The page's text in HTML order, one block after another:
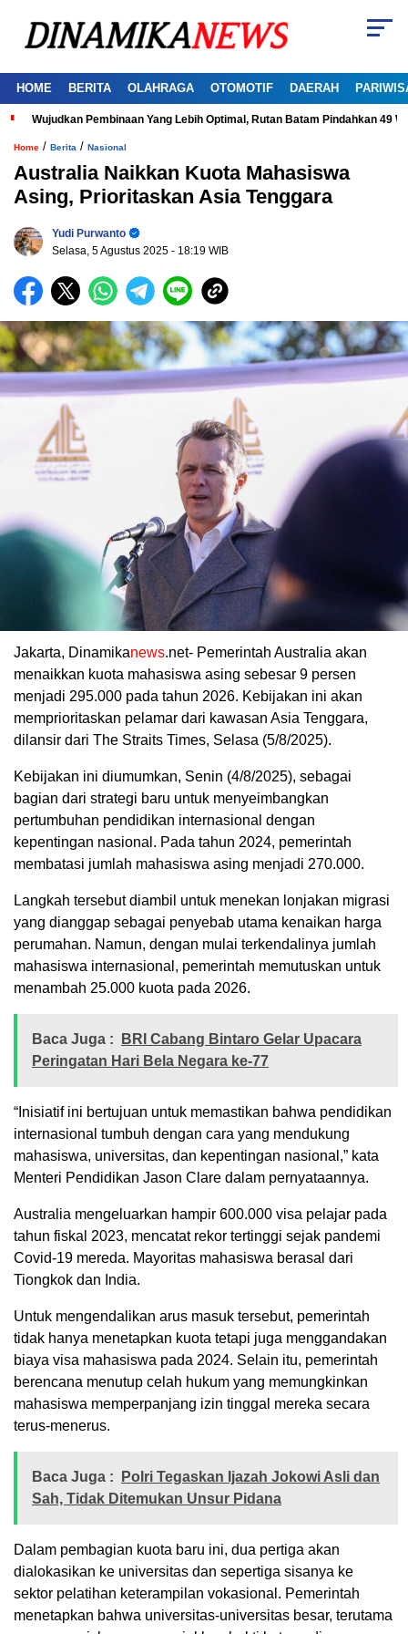
HOME BERITA OLAHRAGA OTOMOTIF DAERAH
Wujudkan Pembinaan Yang Lebih Optimal, Rutan Batam Pindahkan 49
Home / Berita / Nasional
Australia Naikkan Kuota Mahasiswa
Asing, Prioritaskan Asia Tenggara
Yudi Purwanto
Selasa, 5 Agustus 2025 - 18:19 WIB
Jakarta, Dinamikanews.net- Pemerintah Australia akan
menaikkan kuota mahasiswa asing sebesar 9 persen
menjadi 295.000 pada tahun 2026. Kebijakan ini akan
memprioritaskan pelamar dari kawasan Asia Tenggara,
dilansir dari The Straits Times, Selasa (5/8/2025).
Kebijakan ini diumumkan, Senin (4/8/2025), sebagai
bagian dari strategi baru untuk menyeimbangkan
pertumbuhan pendidikan internasional dengan
kepentingan nasional. Pada tahun 2024, pemerintah
membatasi jumlah mahasiswa asing menjadi 270.000.
Langkah tersebut diambil untuk menekan lonjakan migrasi
yang dianggap sebagai penyebab utama kenaikan harga
perumahan. Namun, dengan mulai terkendalinya jumlah
mahasiswa internasional, pemerintah memutuskan untuk
menambah 25.000 kuota pada 2026.
Baca Juga :
BRI Cabang Bintaro Gelar Upacara
Peringatan Hari Bela Negara ke-77
“Inisiatif ini bertujuan untuk memastikan bahwa pendidikan
internasional tumbuh dengan cara yang mendukung
mahasiswa, universitas, dan kepentingan nasional,” kata
Menteri Pendidikan Jason Clare dalam pernyataannya.
Australia mengeluarkan hampir 600.000 visa pelajar pada
tahun fiskal 2023, mencatat rekor tertinggi sejak pandemi
Covid-19 mereda. Mayoritas mahasiswa berasal dari
Tiongkok dan India.
Untuk mengendalikan arus masuk tersebut, pemerintah
tidak hanya menetapkan kuota tetapi juga menggandakan
biaya visa mahasiswa pada 2024. Selain itu, pemerintah
berencana menutup celah hukum yang memungkinkan
mahasiswa memperpanjang izin tinggal mereka secara
terus-menerus.
Baca Juga :
Polri Tegaskan Ijazah Jokowi Asli dan
Sah, Tidak Ditemukan Unsur Pidana
Dalam pembagian kuota baru ini, dua pertiga akan
dialokasikan ke universitas dan sepertiga sisanya ke
sektor pelatihan keterampilan vokasional. Pemerintah
menetapkan bahwa universitas-universitas besar, terutama